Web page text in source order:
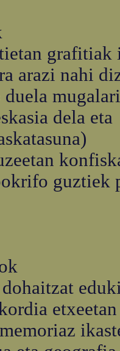
arazi nahi
duela
dela eta
guztiek
etxeetan